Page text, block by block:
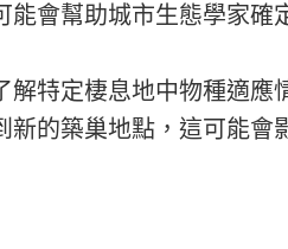
會幫助城市生態學家確
解特定棲息地中物種適
新的築巢地點，這可能